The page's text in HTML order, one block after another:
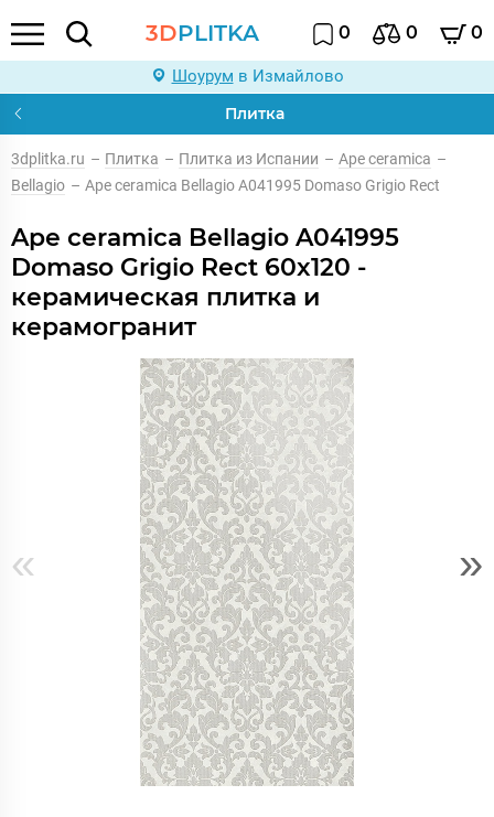
3DPLITKA 0 0 0
Шоурум в Измайлово
Плитка
3dplitka.ru – Плитка – Плитка из Испании – Ape ceramica –
Bellagio – Ape ceramica Bellagio A041995 Domaso Grigio Rect
Ape ceramica Bellagio A041995
Domaso Grigio Rect 60x120 -
керамическая плитка и
керамогранит
« »